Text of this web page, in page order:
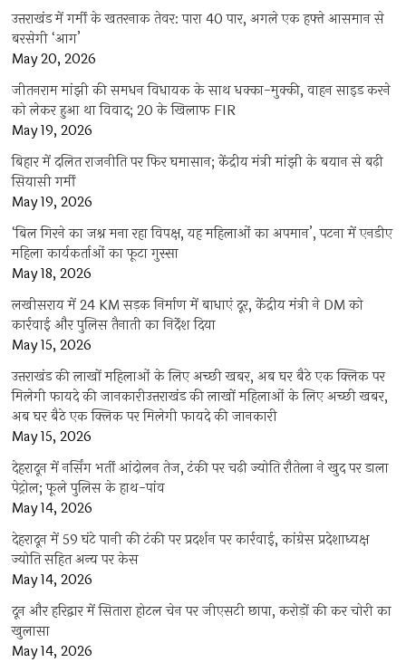
उत्तराखंड में गर्मी के खतरनाक तेवर: पारा 40 पार, अगले एक हफ्ते आसमान से
बरसेगी ‘आग’
May 20, 2026
जीतनराम मांझी की समधन विधायक के साथ धक्का-मुक्की, वाहन साइड करने
को लेकर हुआ था विवाद; 20 के खिलाफ FIR
May 19, 2026
बिहार में दलित राजनीति पर फिर घमासान; केंद्रीय मंत्री मांझी के बयान से बढ़ी
सियासी गर्मी
May 19, 2026
‘बिल गिरने का जश्न मना रहा विपक्ष, यह महिलाओं का अपमान’, पटना में एनडीए
महिला कार्यकर्ताओं का फूटा गुस्सा
May 18, 2026
लखीसराय में 24 KM सड़क निर्माण में बाधाएं दूर, केंद्रीय मंत्री ने DM को
कार्रवाई और पुलिस तैनाती का निर्देश दिया
May 15, 2026
उत्तराखंड की लाखों महिलाओं के लिए अच्छी खबर, अब घर बैठे एक क्लिक पर
मिलेगी फायदे की जानकारीउत्तराखंड की लाखों महिलाओं के लिए अच्छी खबर,
अब घर बैठे एक क्लिक पर मिलेगी फायदे की जानकारी
May 15, 2026
देहरादून में नर्सिंग भर्ती आंदोलन तेज, टंकी पर चढ़ी ज्योति रौतेला ने खुद पर डाला
पेट्रोल; फूले पुलिस के हाथ-पांव
May 14, 2026
देहरादून में 59 घंटे पानी की टंकी पर प्रदर्शन पर कार्रवाई, कांग्रेस प्रदेशाध्यक्ष
ज्योति सहित अन्य पर केस
May 14, 2026
दून और हरिद्वार में सितारा होटल चेन पर जीएसटी छापा, करोड़ों की कर चोरी का
खुलासा
May 14, 2026